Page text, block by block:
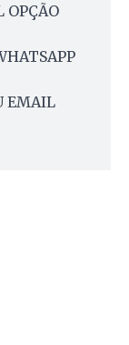
OPÇÃO
EMAIL